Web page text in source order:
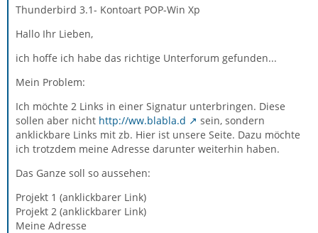
Thunderbird 3.1- Kontoart POP-Win Xp
Hallo Ihr Lieben,
ich hoffe ich habe das richtige Unterforum gefunden...
Mein Problem:
Ich möchte 2 Links in einer Signatur unterbringen. Diese
sollen aber nicht http://ww.blabla.d
sein, sondern
anklickbare Links mit zb. Hier ist unsere Seite. Dazu möchte
ich trotzdem meine Adresse darunter weiterhin haben.
Das Ganze soll so aussehen:
Projekt 1 (anklickbarer Link)
Projekt 2 (anklickbarer Link)
Meine Adresse